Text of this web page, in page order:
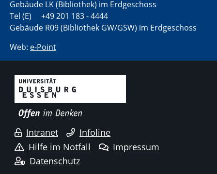
Gebäude LK (Bibliothek) im Erdgeschoss
Tel (E) +49 201 183 - 4444
Gebäude R09 (Bibliothek GW/GSW) im Erdgeschoss
Web: e-Point
Intranet
Infoline
Hilfe im Notfall
Impressum
Datenschutz